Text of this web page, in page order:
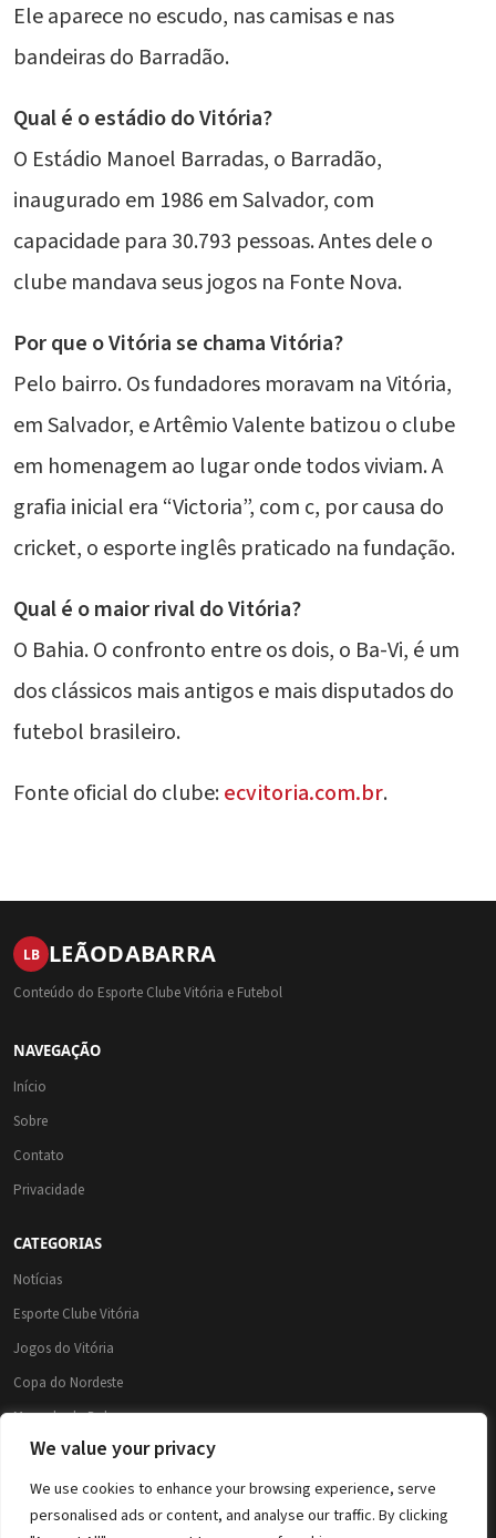
We value your privacy
We use cookies to enhance your browsing experience, serve
personalised ads or content, and analyse our traffic. By clicking
Ele aparece no escudo, nas camisas e nas
bandeiras do Barradão.
Qual é o estádio do Vitória?
O Estádio Manoel Barradas, o Barradão,
inaugurado em 1986 em Salvador, com
capacidade para 30.793 pessoas. Antes dele o
clube mandava seus jogos na Fonte Nova.
Por que o Vitória se chama Vitória?
Pelo bairro. Os fundadores moravam na Vitória,
em Salvador, e Artêmio Valente batizou o clube
em homenagem ao lugar onde todos viviam. A
grafia inicial era “Victoria”, com c, por causa do
cricket, o esporte inglês praticado na fundação.
Qual é o maior rival do Vitória?
O Bahia. O confronto entre os dois, o Ba-Vi, é um
dos clássicos mais antigos e mais disputados do
futebol brasileiro.
Fonte oficial do clube:ecvitoria.com.br.
LB LEÃODABARRA
Conteúdo do Esporte Clube Vitória e Futebol
NAVEGAÇÃO
Início
Sobre
Contato
Privacidade
CATEGORIAS
Notícias
Esporte Clube Vitória
Jogos do Vitória
Copa do Nordeste
Mercado da Bola
Brasileirão 2026
Brasileirão Série A
Copa do Brasil